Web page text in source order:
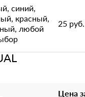
синий,
красный,
любой
25 руб.
Цена